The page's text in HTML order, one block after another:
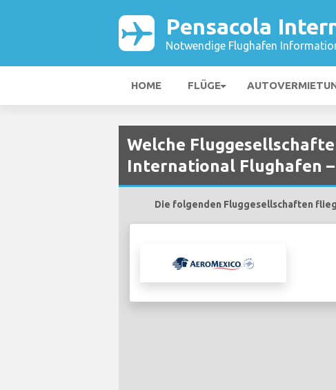
Pensacola
Notwendige Flughafen
HOME FLÜGE
Welche
International Flughafen –
Die folgenden Fluggesellschaften